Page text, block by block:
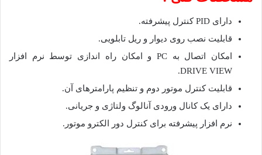
دارای PID کنترل پیشرفته.
قابلیت نصب روی دیوار و ریل تابلویی.
امکان اتصال به PC و امکان راه اندازی توسط نرم افزار
DRIVE VIEW.
قابلیت کنترل موتور دوم و تنظیم پارامترهای آن.
دارای یک کانال ورودی آنالوگ ولتاژی و جریانی.
نرم افزار پیشرفته برای کنترل دور الکترو موتور.